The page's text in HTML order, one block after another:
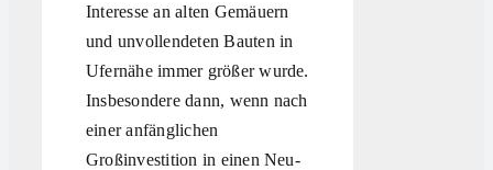
Interesse an alten Gemäuern
und unvollendeten Bauten in
Ufernähe immer größer wurde.
Insbesondere dann, wenn nach
einer anfänglichen
Großinvestition in einen Neu-